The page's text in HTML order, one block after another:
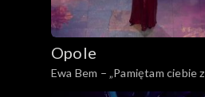
Opole
Ewa Bem – „Pamiętam ciebie z
tamtych lat”. 62. KFPP: „Małe